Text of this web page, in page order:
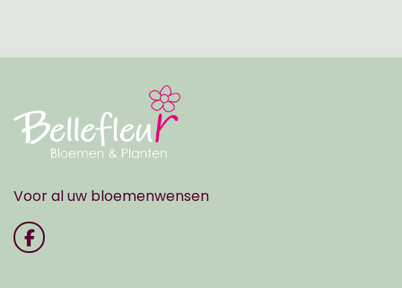
Voor al uw bloemenwensen